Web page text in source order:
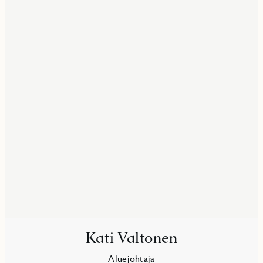
Kati Valtonen
Aluejohtaja